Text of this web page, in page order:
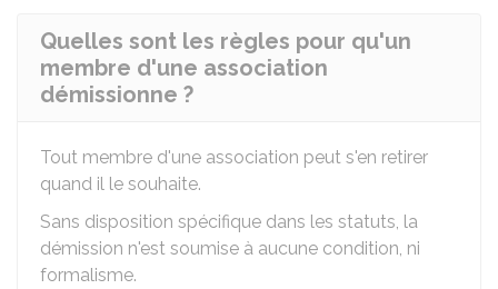
Quelles sont les règles pour qu'un
membre d'une association
démissionne ?
Tout membre d'une association peut s'en retirer
quand il le souhaite.
Sans disposition spécifique dans les statuts, la
démission n'est soumise à aucune condition, ni
formalisme.